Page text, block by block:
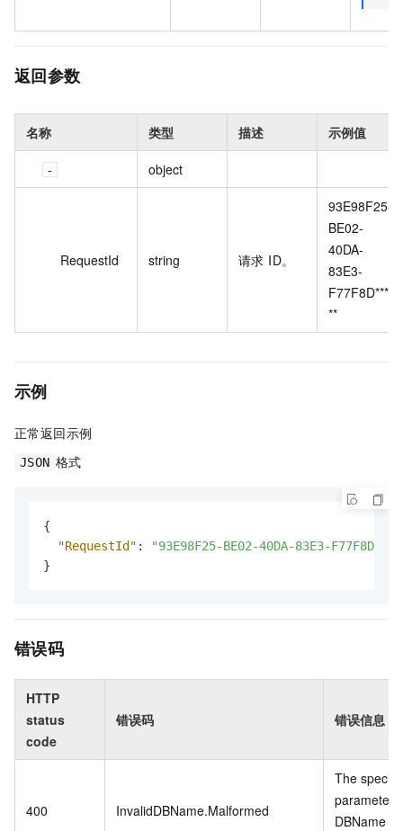
返回参数
名称 类型 描述 示例值
object
RequestId string 请求 ID。
93E98F25-
BE02-
40DA-
83E3-
F77F8D****
**
示例
正常返回示例
JSON 格式
{
"RequestId" :
"93E98F25-BE02-40DA-83E3-
}
错误码
HTTP
status
code
错误码 错误信息
400 InvalidDBName.Malformed
The
parameter
DBName is